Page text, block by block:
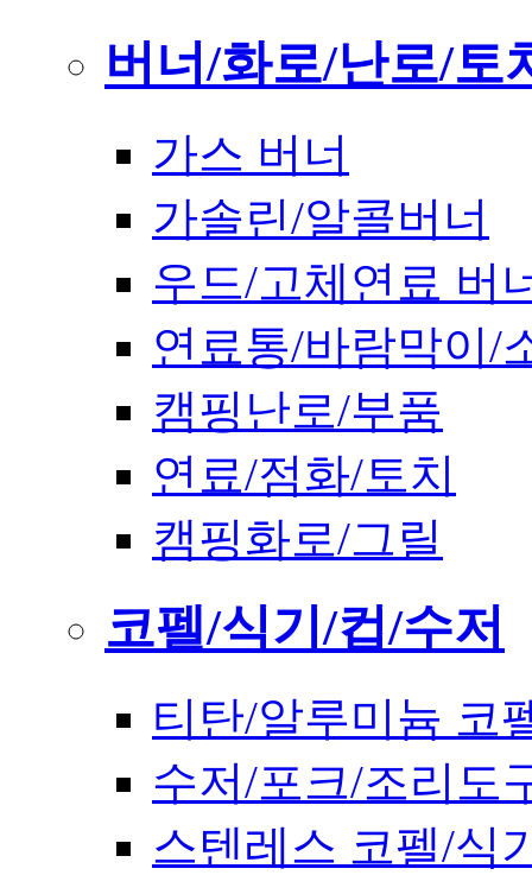
버너/화로/난로/토
가스 버너
가솔린/알콜버너
우드/고체연료 버
연료통/바람막이/
캠핑난로/부품
연료/점화/토치
캠핑화로/그릴
코펠/식기/컵/수저
티탄/알루미늄 코
수저/포크/조리도
스텐레스 코펠/식